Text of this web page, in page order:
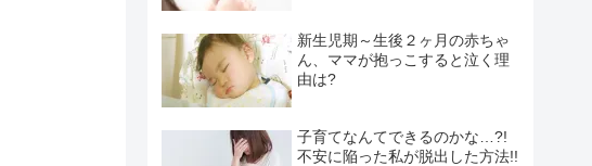
新生児期～生後２ヶ月の赤ちゃ
ん、ママが抱っこすると泣く理
由は?
子育てなんてできるのかな…?!
不安に陥った私が脱出した方法!!